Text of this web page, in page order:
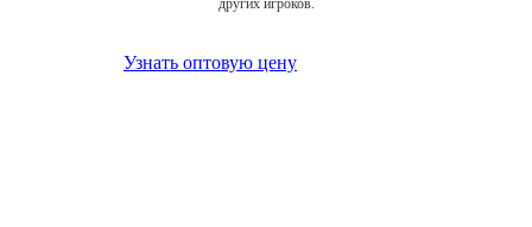
других игроков.
Узнать оптовую цену